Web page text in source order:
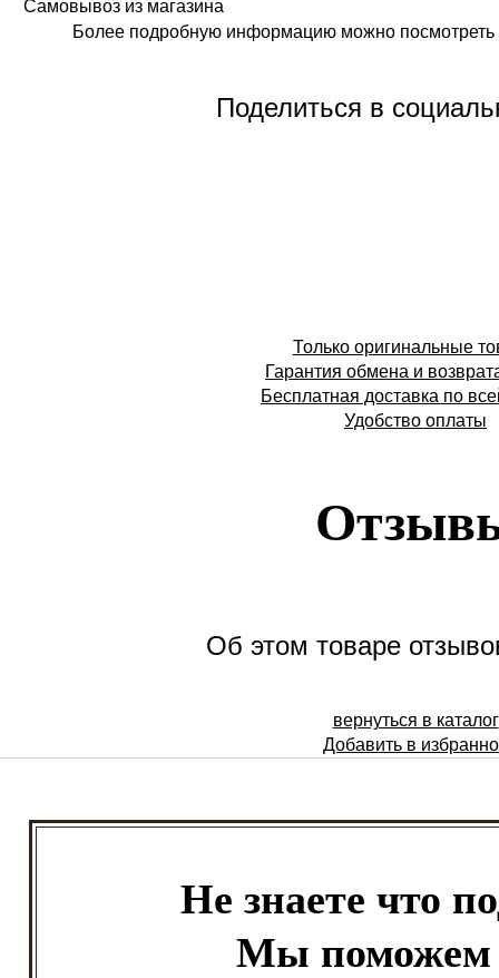
Самовывоз из магазина
Более подробную информацию можно посмотреть
Поделиться в
Только оригинальные
Гарантия обмена и
Бесплатная доставка по
Удобство оплаты
Об этом товаре
вернуться в каталог
Добавить в
Не знаете что
Мы